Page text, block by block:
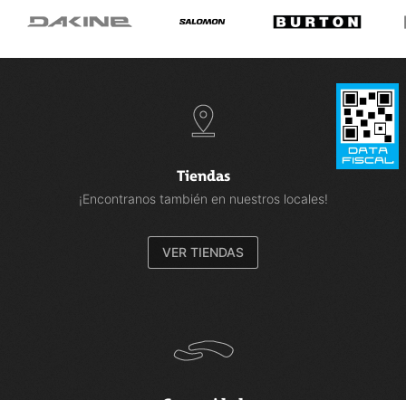
Tiendas
¡Encontranos también en nuestros locales!
VER TIENDAS